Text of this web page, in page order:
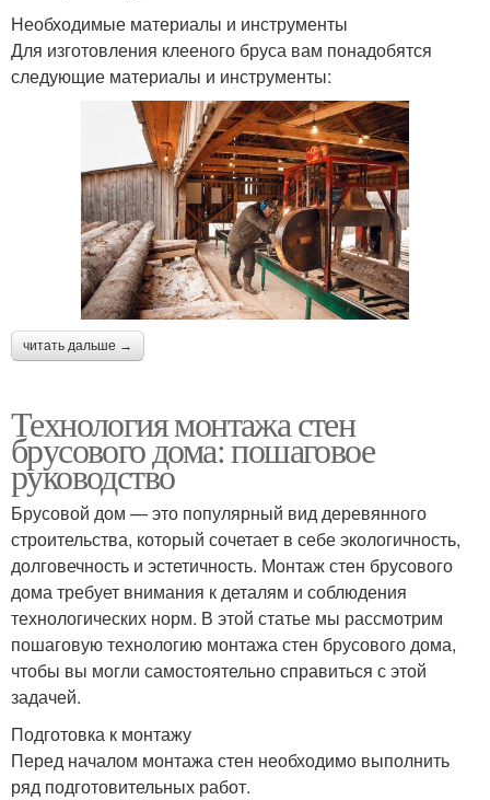
Необходимые материалы и инструменты
Для изготовления клееного бруса вам понадобятся
следующие материалы и инструменты:
читать дальше →
Технология монтажа стен
брусового дома: пошаговое
руководство
Брусовой дом — это популярный вид деревянного
строительства, который сочетает в себе экологичность,
долговечность и эстетичность. Монтаж стен брусового
дома требует внимания к деталям и соблюдения
технологических норм. В этой статье мы рассмотрим
пошаговую технологию монтажа стен брусового дома,
чтобы вы могли самостоятельно справиться с этой
задачей.
Подготовка к монтажу
Перед началом монтажа стен необходимо выполнить
ряд подготовительных работ.